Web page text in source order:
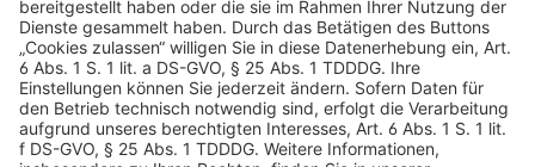
AGB Datenschutz
Impressum
Sicherheitshinweis
Compliance